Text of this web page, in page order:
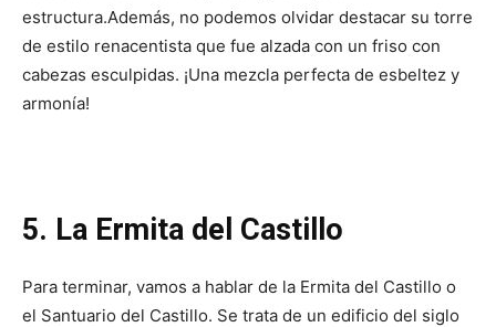
estructura.Además, no podemos olvidar destacar su torre
de estilo renacentista que fue alzada con un friso con
cabezas esculpidas. ¡Una mezcla perfecta de esbeltez y
armonía!
5. La Ermita del Castillo
Para terminar, vamos a hablar de la Ermita del Castillo o
el Santuario del Castillo. Se trata de un edificio del siglo